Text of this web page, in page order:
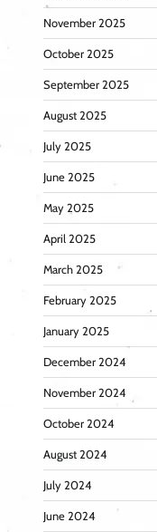
November 2025
October 2025
September 2025
August 2025
July 2025
June 2025
May 2025
April 2025
March 2025
February 2025
January 2025
December 2024
November 2024
October 2024
August 2024
July 2024
June 2024